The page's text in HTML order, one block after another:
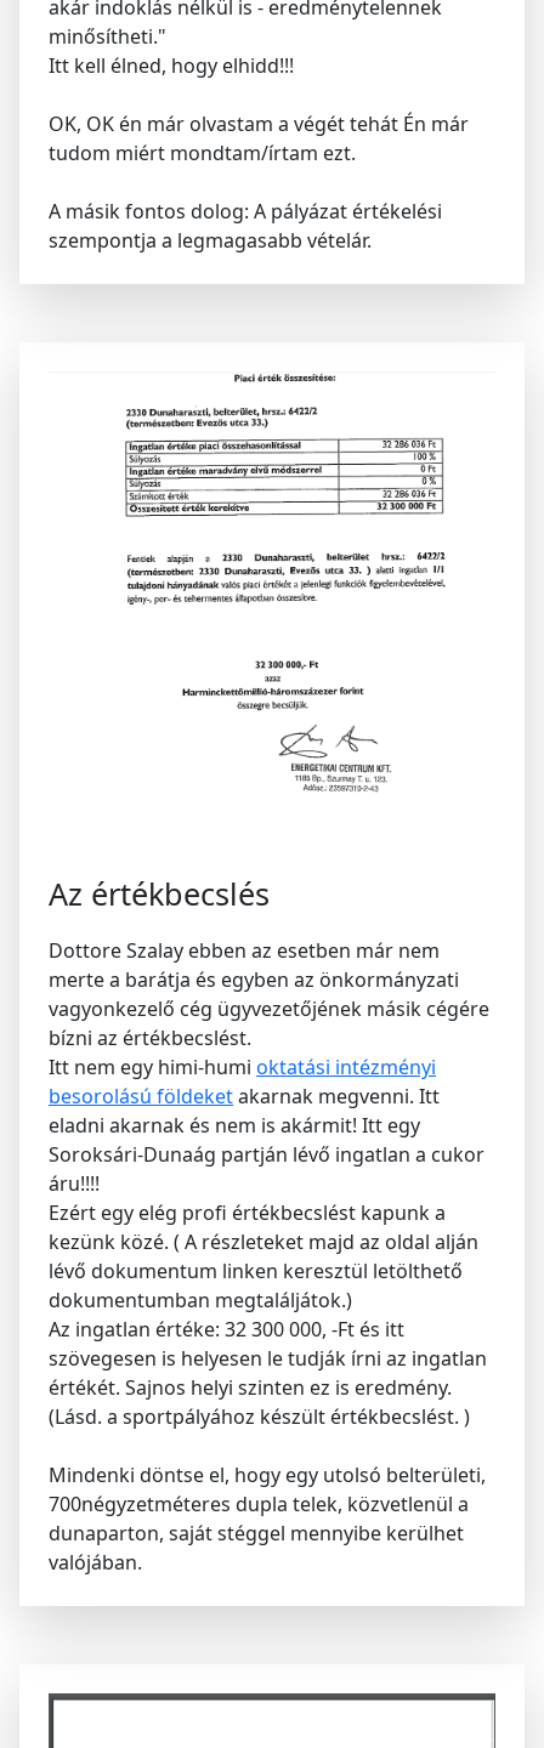
akár indoklás nélkül is - eredménytelennek
minősítheti."
Itt kell élned, hogy elhidd!!!
OK, OK én már olvastam a végét tehát Én már
tudom miért mondtam/írtam ezt.
A másik fontos dolog: A pályázat értékelési
szempontja a legmagasabb vételár.
Az értékbecslés
Dottore Szalay ebben az esetben már nem
merte a barátja és egyben az önkormányzati
vagyonkezelő cég ügyvezetőjének másik cégére
bízni az értékbecslést.
Itt nem egy himi-humi oktatási intézményi
besorolású földeketakarnak megvenni. Itt
eladni akarnak és nem is akármit! Itt egy
Soroksári-Dunaág partján lévő ingatlan a cukor
áru!!!!
Ezért egy elég profi értékbecslést kapunk a
kezünk közé. ( A részleteket majd az oldal alján
lévő dokumentum linken keresztül letölthető
dokumentumban megtaláljátok.)
Az ingatlan értéke: 32 300 000, -Ft és itt
szövegesen is helyesen le tudják írni az ingatlan
értékét. Sajnos helyi szinten ez is eredmény.
(Lásd. a sportpályához készült értékbecslést. )
Mindenki döntse el, hogy egy utolsó belterületi,
700négyzetméteres dupla telek, közvetlenül a
dunaparton, saját stéggel mennyibe kerülhet
valójában.